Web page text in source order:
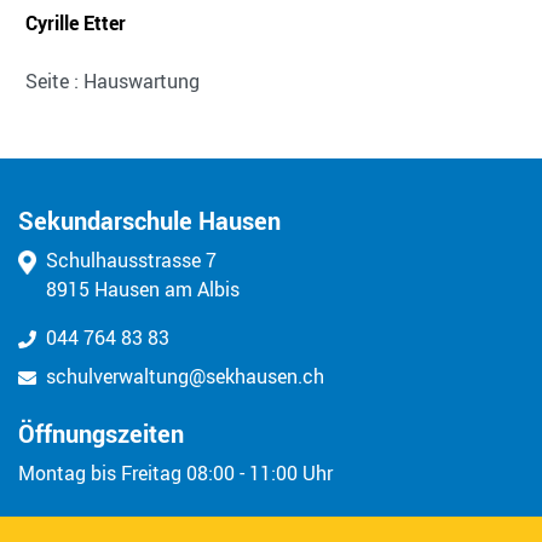
Cyrille Etter
Seite : Hauswartung
Kontakt
Sekundarschule Hausen
Schulhausstrasse 7
8915 Hausen am Albis
044 764 83 83
schulverwaltung@sekhausen.ch
Öffnungszeiten
Montag bis Freitag 08:00 - 11:00 Uhr